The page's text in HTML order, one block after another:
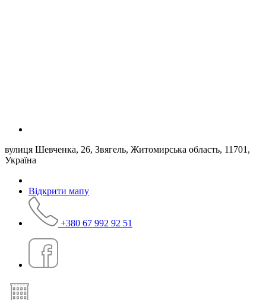
вулиця Шевченка, 26, Звягель, Житомирська область, 11701,
Україна
Відкрити мапу
+380 67 992 92 51